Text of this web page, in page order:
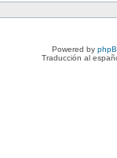
Powered by
Traducción al